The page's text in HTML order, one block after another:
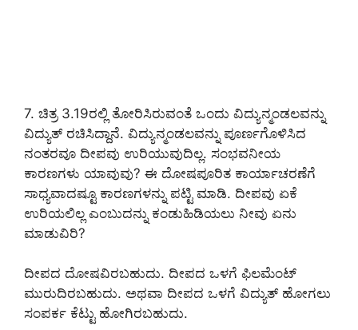
7. ಚಿತ್ರ 3.19ರಲ್ಲಿ ತೋರಿಸಿರುವಂತೆ ಒಂದು ವಿದ್ಯುನ್ಮಂಡಲವನ್ನು
ವಿದ್ಯುತ್ ರಚಿಸಿದ್ದಾನೆ. ವಿದ್ಯುನ್ಮಂಡಲವನ್ನು ಪೂರ್ಣಗೊಳಿಸಿದ
ನಂತರವೂ ದೀಪವು ಉರಿಯುವುದಿಲ್ಲ. ಸಂಭವನೀಯ
ಕಾರಣಗಳು ಯಾವುವು? ಈ ದೋಷಪೂರಿತ ಕಾರ್ಯಾಚರಣೆಗೆ
ಸಾಧ್ಯವಾದಷ್ಟೂ ಕಾರಣಗಳನ್ನು ಪಟ್ಟಿ ಮಾಡಿ. ದೀಪವು ಏಕೆ
ಉರಿಯಲಿಲ್ಲ ಎಂಬುದನ್ನು ಕಂಡುಹಿಡಿಯಲು ನೀವು ಏನು
ಮಾಡುವಿರಿ?
ದೀಪದ ದೋಷವಿರಬಹುದು. ದೀಪದ ಒಳಗೆ ಫಿಲಮೆಂಟ್
ಮುರುದಿರಬಹುದು. ಅಥವಾ ದೀಪದ ಒಳಗೆ ವಿದ್ಯುತ್ ಹೋಗಲು
ಸಂಪರ್ಕ ಕೆಟ್ಟು ಹೋಗಿರಬಹುದು.